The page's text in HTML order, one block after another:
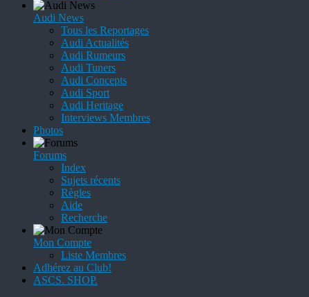
Audi News
Tous les Reportages
Audi Actualités
Audi Rumeurs
Audi Tuners
Audi Concepts
Audi Sport
Audi Heritage
Interviews Membres
Photos
Forums
Index
Sujets récents
Règles
Aide
Recherche
Mon Compte
Liste Membres
Adhérez au Club!
ASCS. SHOP.